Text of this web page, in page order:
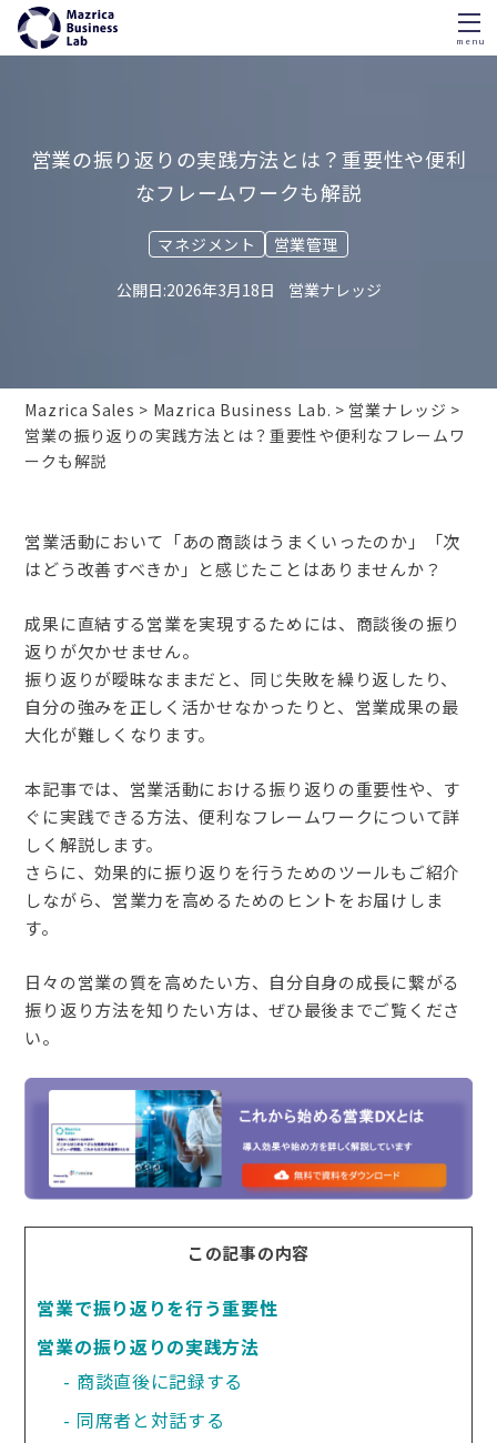
menu
営業の振り返りの実践方法とは？重要性や便利
なフレームワークも解説
マネジメント 営業管理
2026年3月18日 営業ナレッジ
Mazrica Sales Mazrica Business Lab.
営業ナレッジ
営業の振り返りの実践方法とは？重要性や便利なフレームワ
ークも解説
営業活動において「あの商談はうまくいったのか」「次
はどう改善すべきか」と感じたことはありませんか？
成果に直結する営業を実現するためには、商談後の振り
返りが欠かせません。
振り返りが曖昧なままだと、同じ失敗を繰り返したり、
自分の強みを正しく活かせなかったりと、営業成果の最
大化が難しくなります。
本記事では、営業活動における振り返りの重要性や、す
ぐに実践できる方法、便利なフレームワークについて詳
しく解説します。
さらに、効果的に振り返りを行うためのツールもご紹介
しながら、営業力を高めるためのヒントをお届けしま
す。
日々の営業の質を高めたい方、自分自身の成長に繋がる
振り返り方法を知りたい方は、ぜひ最後までご覧くださ
い。
この記事の内容
営業で振り返りを行う重要性
営業の振り返りの実践方法
商談直後に記録する
同席者と対話する